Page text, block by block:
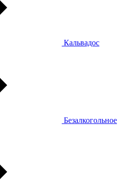
Кальвадос
Безалкогольное